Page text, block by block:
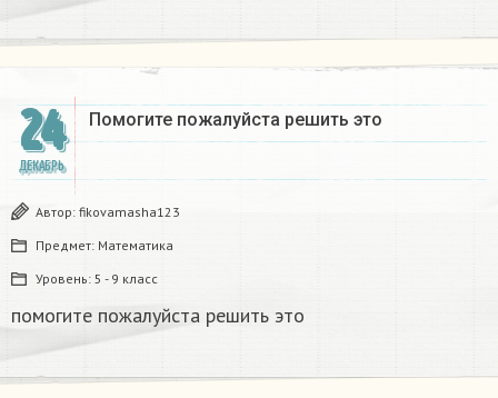
24
ДЕКАБРЬ
Помогите пожалуйста решить это
Автор: fikovamasha123
Предмет: Математика
Уровень: 5 - 9 класс
помогите пожалуйста решить это